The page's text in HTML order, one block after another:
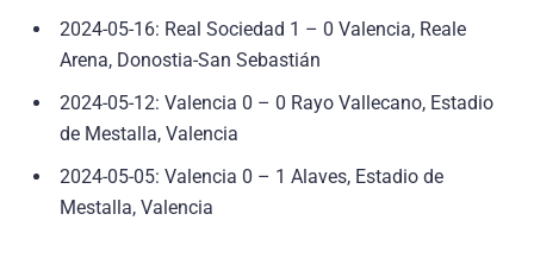
2024-05-16: Real Sociedad 1 – 0 Valencia, Reale
Arena, Donostia-San Sebastián
2024-05-12: Valencia 0 – 0 Rayo Vallecano, Estadio
de Mestalla, Valencia
2024-05-05: Valencia 0 – 1 Alaves, Estadio de
Mestalla, Valencia